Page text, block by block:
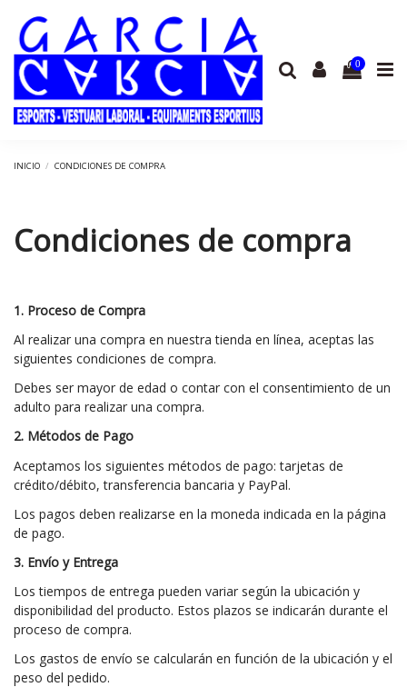
0
INICIO CONDICIONES DE COMPRA
Condiciones de compra
1. Proceso de Compra
Al realizar una compra en nuestra tienda en línea, aceptas las
siguientes condiciones de compra.
Debes ser mayor de edad o contar con el consentimiento de un
adulto para realizar una compra.
2. Métodos de Pago
Aceptamos los siguientes métodos de pago: tarjetas de
crédito/débito, transferencia bancaria y PayPal.
Los pagos deben realizarse en la moneda indicada en la página
de pago.
3. Envío y Entrega
Los tiempos de entrega pueden variar según la ubicación y
disponibilidad del producto. Estos plazos se indicarán durante el
proceso de compra.
Los gastos de envío se calcularán en función de la ubicación y el
peso del pedido.